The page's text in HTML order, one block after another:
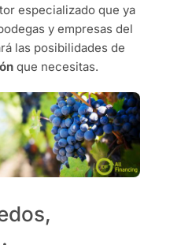
especializado que ya
y empresas del
las posibilidades de
que necesitas.